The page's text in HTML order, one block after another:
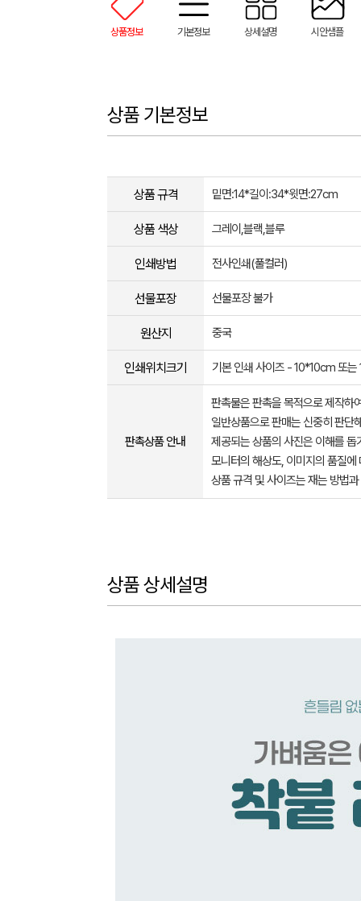
상품정보 기본정보 상세설명 시안샘플
상품 기본정보
상품 규격 밑면:14*길이:34*윗면:27cm
상품 색상 그레이,블랙,블루
인쇄방법 전사인쇄(풀컬러)
선물포장 선물포장 불가
원산지 중국
인쇄위치크기 기본 인쇄 사이즈 - 10*10cm 또
판촉상품 안내
판촉물은 판촉을 목적으로 제작하
일반상품으로 판매는 신중히 판단
제공되는 상품의 사진은 이해를
모니터의 해상도, 이미지의 품질
상품 규격 및 사이즈는 재는 방법
상품 상세설명